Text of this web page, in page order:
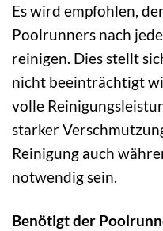
Es wird empfohlen,
Poolrunners nach
reinigen. Dies stellt
nicht beeinträchtigt
volle
starker
Reinigung auch
notwendig sein.
Benötigt der